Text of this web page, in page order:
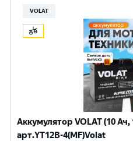
VOLAT
Аккумулятор VOLAT (10
арт.YT12B-4(MF)Volat